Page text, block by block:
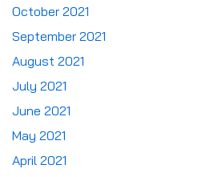
October 2021
September 2021
August 2021
July 2021
June 2021
May 2021
April 2021